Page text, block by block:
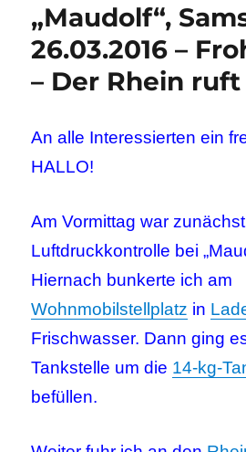
„Maudolf“,
26.03.2016 –
– Der Rhein ruft
An alle Interessierten ein
HALLO!
Am Vormittag war
Luftdruckkontrolle bei
Hiernach bunkerte ich am
Wohnmobilstellplatz in
Frischwasser. Dann ging
Tankstelle um die 14-kg-
befüllen.